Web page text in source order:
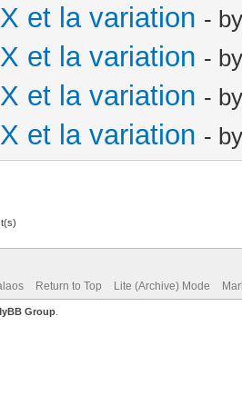
et la variation -
et la variation -
et la variation -
et la variation -
Return to Top Lite (Archive) Mode
Group